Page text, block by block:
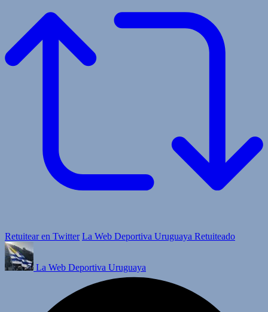
Retuitear en Twitter La Web Deportiva Uruguaya Retuiteado
La Web Deportiva Uruguaya